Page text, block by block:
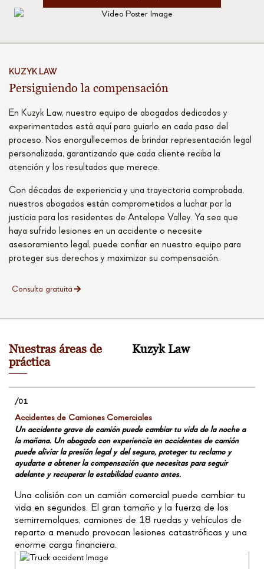
KUZYK LAW
Persiguiendo la compensación
En Kuzyk Law, nuestro equipo de abogados dedicados y
experimentados está aquí para guiarlo en cada paso del
proceso. Nos enorgullecemos de brindar representación legal
personalizada, garantizando que cada cliente reciba la
atención y los resultados que merece.
Con décadas de experiencia y una trayectoria comprobada,
nuestros abogados están comprometidos a luchar por la
justicia para los residentes de Antelope Valley. Ya sea que
haya sufrido lesiones en un accidente o necesite
asesoramiento legal, puede confiar en nuestro equipo para
proteger sus derechos y maximizar su compensación.
Consulta gratuita
Nuestras áreas de
práctica
Kuzyk Law
Accidentes de Camiones Comerciales
Un accidente grave de camión puede cambiar tu vida de la noche a
la mañana. Un abogado con experiencia en accidentes de camión
puede aliviar la presión legal y del seguro, proteger tu reclamo y
ayudarte a obtener la compensación que necesitas para seguir
adelante y recuperar la estabilidad cuanto antes.
Una colisión con un camión comercial puede cambiar tu
vida en segundos. El gran tamaño y la fuerza de los
semirremolques, camiones de 18 ruedas y vehículos de
reparto a menudo provocan lesiones catastróficas y una
enorme carga financiera.